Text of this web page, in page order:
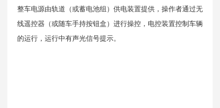
整车电源由轨道（或蓄电池组）供电装置提供，操作者通过无
线遥控器（或随车手持按钮盒）进行操控，电控装置控制车辆
的运行，运行中有声光信号提示。